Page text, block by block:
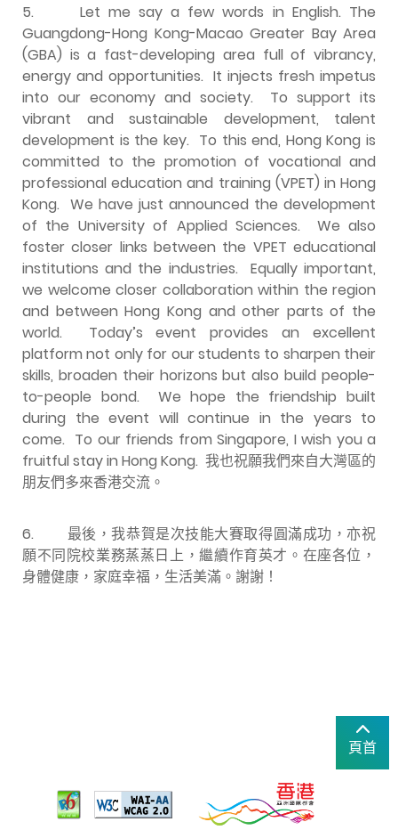
5. Let me say a few words in English. The
Guangdong-Hong Kong-Macao Greater Bay Area
(GBA) is a fast-developing area full of vibrancy,
energy and opportunities. It injects fresh impetus
into our economy and society. To support its
vibrant and sustainable development, talent
development is the key. To this end, Hong Kong is
committed to the promotion of vocational and
professional education and training (VPET) in Hong
Kong. We have just announced the development
of the University of Applied Sciences. We also
foster closer links between the VPET educational
institutions and the industries. Equally important,
we welcome closer collaboration within the region
and between Hong Kong and other parts of the
world. Today’s event provides an excellent
platform not only for our students to sharpen their
skills, broaden their horizons but also build people-
to-people bond. We hope the friendship built
during the event will continue in the years to
come. To our friends from Singapore, I wish you a
fruitful stay in Hong Kong. 我也祝願我們來自大灣區的
朋友們多來香港交流。
6. 最後，我恭賀是次技能大賽取得圓滿成功，亦祝
願不同院校業務蒸蒸日上，繼續作育英才。在座各位，
身體健康，家庭幸福，生活美滿。謝謝！
頁首